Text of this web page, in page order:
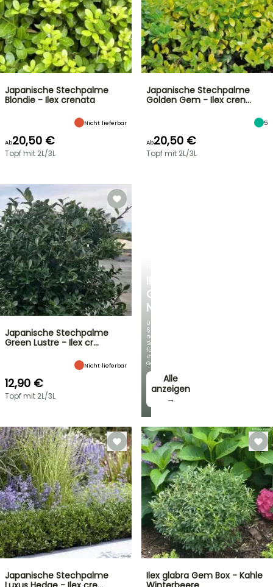
IRIS
GERMANICA
NEUHEITEN
Über
60
neue
Sorten
für
Ihren
Garten!
Alle
anzeigen
→
Japanische Stechpalme
Blondie - Ilex crenata
Nicht lieferbar
Ab20,50 €
Topf mit 2L/3L
Japanische Stechpalme
Golden Gem - Ilex cren…
5
Ab20,50 €
Topf mit 2L/3L
Japanische Stechpalme
Green Lustre - Ilex cr…
Nicht lieferbar
12,90 €
Topf mit 2L/3L
Japanische Stechpalme
Ilex glabra Gem Box - Kahle